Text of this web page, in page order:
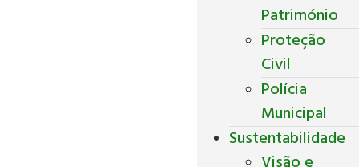
Património
Proteção
Civil
Polícia
Municipal
Sustentabilidade